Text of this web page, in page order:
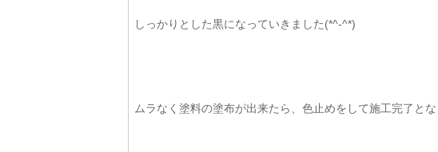
しっかりとした黒になっていきました(*^-^*)
ムラなく塗料の塗布が出来たら、色止めをして施工完了とな